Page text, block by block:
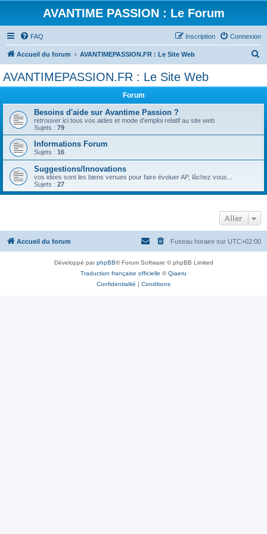
AVANTIME PASSION : Le Forum
FAQ Connexion
Inscription
Accueil du forum AVANTIMEPASSION.FR : Le Site Web
AVANTIMEPASSION.FR : Le Site Web
Forum
Besoins d'aide sur Avantime Passion ?
retrouver ici tous vos aides et mode d'emploi relatif au site web
Sujets : 79
Informations Forum
Sujets : 16
Suggestions/Innovations
vos idées sont les biens venues pour faire évoluer AP, lâchez vous...
Sujets : 27
Aller
Accueil du forum Fuseau horaire sur UTC+02:00
Développé parphpBB® Forum Software © phpBB Limited
Traduction française officielle ©Qiaeru
Confidentialité | Conditions